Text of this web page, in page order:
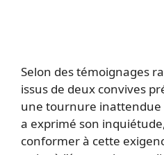
Selon des témoignages
issus de deux convives
une tournure inattendue
a exprimé son
conformer à cette